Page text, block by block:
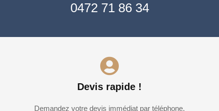
0472 71 86 34
Devis rapide !
Demandez votre devis immédiat par téléphone,